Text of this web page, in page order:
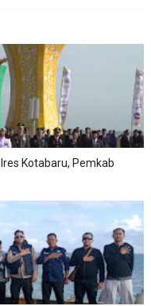
Kotabaru, Pemkab